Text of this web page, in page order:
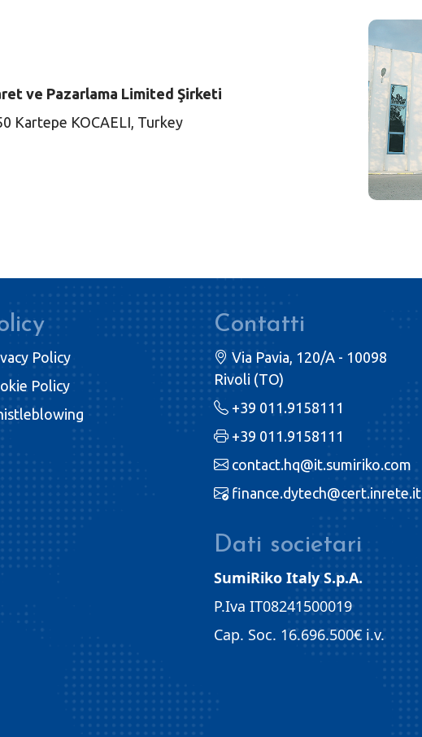
ve Pazarlama Limited Şirketi
Kartepe KOCAELI, Turkey
Policy
Policy
Contatti
Via Pavia, 120/A - 10098
Rivoli (TO)
+39 011.9158111
+39 011.9158111
contact.hq@it.sumiriko.com
finance.dytech@cert.inrete.it
Dati societari
SumiRiko Italy S.p.A.
P.Iva IT08241500019
Cap. Soc. 16.696.500€ i.v.